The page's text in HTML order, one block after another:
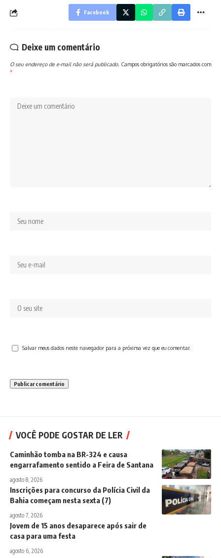
Facebook
Deixe um comentário
O seu endereço de e-mail não será publicado. Campos obrigatórios são marcados com
*
Salvar meus dados neste navegador para a próxima vez que eu comentar.
VOCÊ PODE GOSTAR DE LER
Caminhão tomba na BR-324 e causa
engarrafamento sentido a Feira de Santana
agosto 8, 2026
Inscrições para concurso da Polícia Civil da
Bahia começam nesta sexta (7)
agosto 7, 2026
Jovem de 15 anos desaparece após sair de
casa para uma festa
agosto 6, 2026